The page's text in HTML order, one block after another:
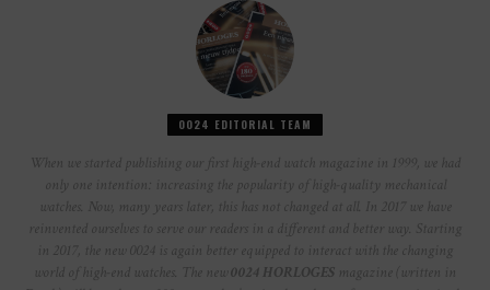
0024 EDITORIAL TEAM
When we started publishing our first high-end watch magazine in 1999, we had
only one intention: increasing the popularity of high-quality mechanical
watches. Now, many years later, this has not changed at all. In 2017 we have
reinvented ourselves to serve our readers in a different and better way. Starting
in 2017, the new 0024 is again better equipped to interact with the changing
world of high-end watches. The new 0024 HORLOGES magazine (written in